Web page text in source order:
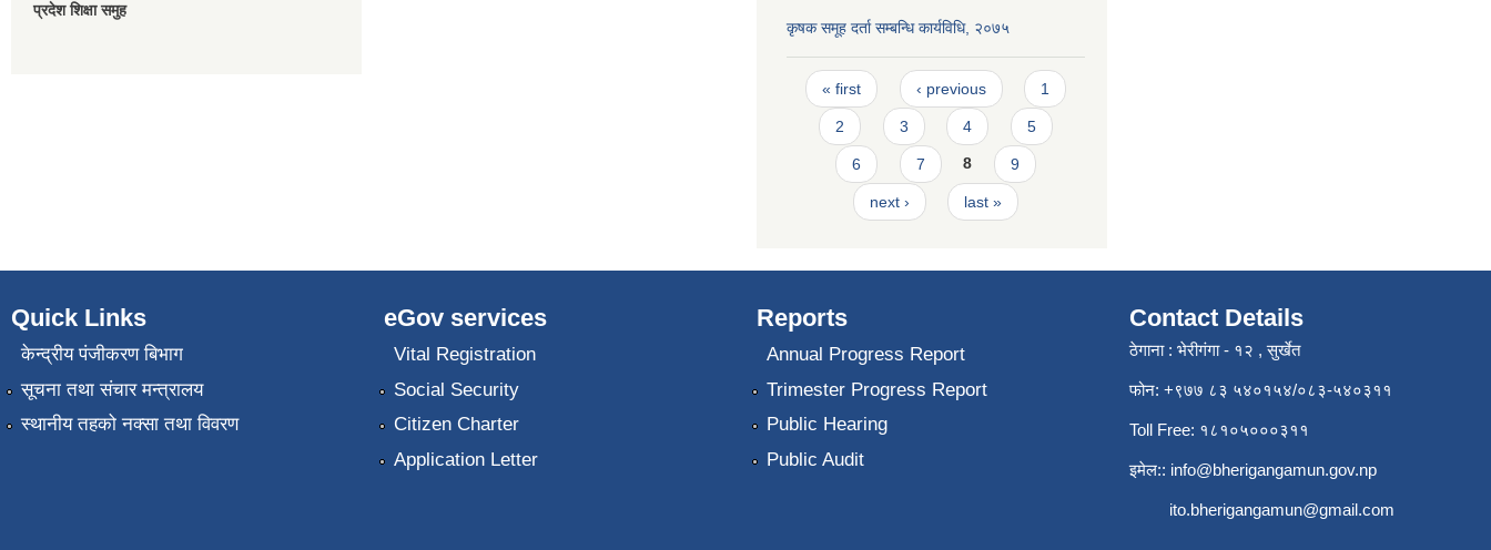
प्रदेश शिक्षा समुह
कृषक समूह दर्ता सम्बन्धि कार्यविधि, २०७५
Pages
« first ‹ previous 1
2 3 4 5
6 7 8 9
next › last »
Quick Links
केन्द्रीय पंजीकरण बिभाग
सूचना तथा संचार मन्त्रालय
स्थानीय तहको नक्सा तथा विवरण
eGov services
Vital Registration
Social Security
Citizen Charter
Application Letter
Reports
Annual Progress Report
Trimester Progress Report
Public Hearing
Public Audit
Contact Details
ठेगाना : भेरीगंगा - १२ , सुर्खेत
फोन: +९७७ ८३ ५४०१५४/०८३-५४०३११
Toll Free: १८१०५०००३११
इमेल:: info@bherigangamun.gov.np
ito.bherigangamun@gmail.com